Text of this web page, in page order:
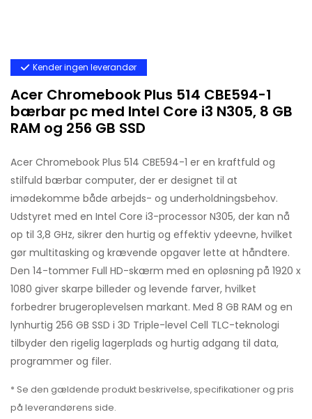
Kender ingen leverandør
Acer Chromebook Plus 514 CBE594-1
bærbar pc med Intel Core i3 N305, 8 GB
RAM og 256 GB SSD
Acer Chromebook Plus 514 CBE594-1 er en kraftfuld og
stilfuld bærbar computer, der er designet til at
imødekomme både arbejds- og underholdningsbehov.
Udstyret med en Intel Core i3-processor N305, der kan nå
op til 3,8 GHz, sikrer den hurtig og effektiv ydeevne, hvilket
gør multitasking og krævende opgaver lette at håndtere.
Den 14-tommer Full HD-skærm med en opløsning på 1920 x
1080 giver skarpe billeder og levende farver, hvilket
forbedrer brugeroplevelsen markant. Med 8 GB RAM og en
lynhurtig 256 GB SSD i 3D Triple-level Cell TLC-teknologi
tilbyder den rigelig lagerplads og hurtig adgang til data,
programmer og filer.
* Se den gældende produkt beskrivelse, specifikationer og pris
på leverandørens side.